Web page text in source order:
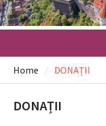
Home DONAȚII
DONAȚII